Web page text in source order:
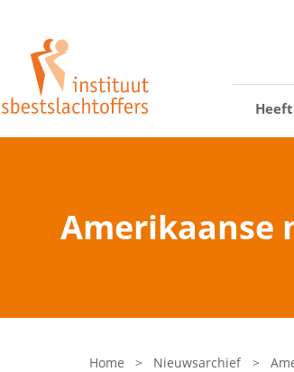
Amerikaanse
Home > Nieuwsarchief >